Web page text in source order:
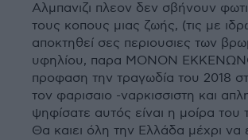
Αλμπανιζι πλεον δεν σβήνουν
τους κοπους μιας ζωής, (τις με
αποκτηθεί σες περιουσιες των
υφηλίου, παρα ΜΟΝΟΝ
προφαση την τραγωδία του 2018
τον φαρισαιο -ναρκισσιστη και
ψηφίσατε αυτός είναι η μοίρα του
Θα καιει όλη την Ελλάδα μέχρι να